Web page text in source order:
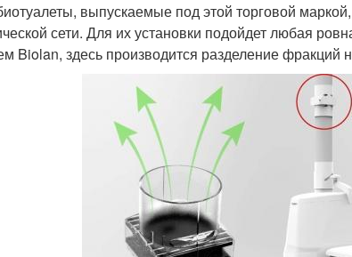
выпускаемые под этой торговой
сети. Для их установки подойдет любая
Biolan, здесь производится разделение фракций